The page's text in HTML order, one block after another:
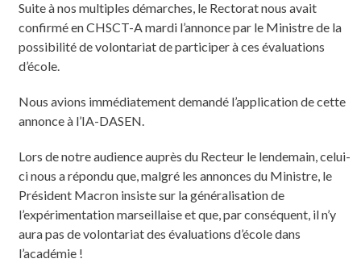
Suite à nos multiples démarches, le Rectorat nous avait
confirmé en CHSCT-A mardi l’annonce par le Ministre de la
possibilité de volontariat de participer à ces évaluations
d’école.
Nous avions immédiatement demandé l’application de cette
annonce à l’IA-DASEN.
Lors de notre audience auprès du Recteur le lendemain, celui-
ci nous a répondu que, malgré les annonces du Ministre, le
Président Macron insiste sur la généralisation de
l’expérimentation marseillaise et que, par conséquent, il n’y
aura pas de volontariat des évaluations d’école dans
l’académie !